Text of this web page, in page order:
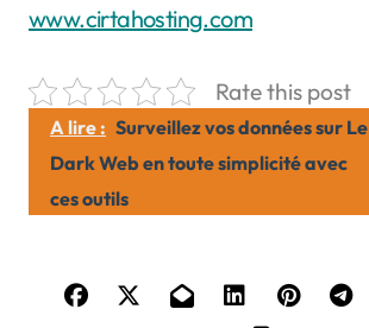
www.cirtahosting.com
Rate this post
A lire : Surveillez vos données sur Le
Dark Web en toute simplicité avec
ces outils